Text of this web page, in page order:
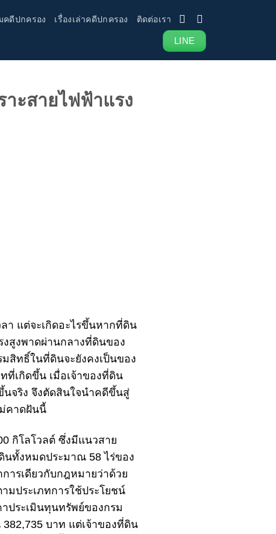
คดีปกครอง เรื่องเล่าคดีปกครอง ติดต่อเรา
LINE
ะสายไฟฟ้าแรง
า แต่จะเกิดอะไรขึ้นหากที่ดิน
งสูงพาดผ่านกลางที่ดินของ
สิทธิ์ในที่ดินจะยังคงเป็นของ
เกิดขึ้น เมื่อเจ้าของที่ดิน
นจริง จึงตัดสินใจนำคดีขึ้นสู่
คาดฝันนี้
กิโลโวลต์ ซึ่งมีแนวสาย
นทั้งหมดประมาณ 58 ไร่ของ
ารเดียวกับกฎหมายว่าด้วย
มประเภทการใช้ประโยชน์
ประเมินทุนทรัพย์ของกรม
บาท แต่เจ้าของที่ดิน